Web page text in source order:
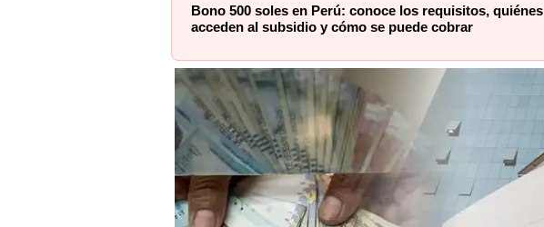
Bono 500 soles en Perú: conoce los requisitos, quiénes
acceden al subsidio y cómo se puede cobrar